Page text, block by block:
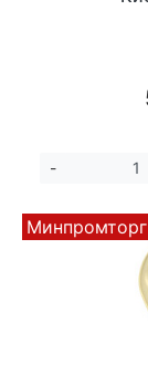
-
Минпромторг